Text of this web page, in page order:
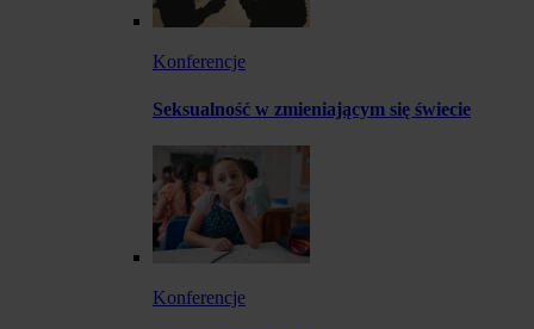
Konferencje
Seksualność w zmieniającym się świecie
Konferencje